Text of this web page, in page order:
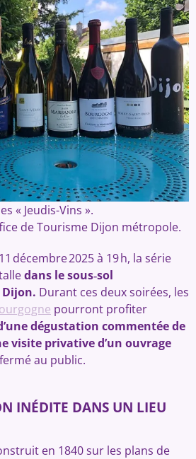
« Jeudis-Vins ».
de Tourisme Dijon métropole.
décembre 2025 à 19 h, la série
dans le sous‑sol
Dijon. Durant ces deux soirées, les
pourront profiter
dégustation commentée de
visite privative d’un ouvrage
au public.
INÉDITE DANS UN LIEU
en 1840 sur les plans de